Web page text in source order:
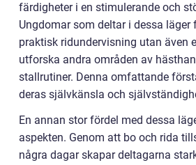
färdigheter i en stimulerande och
Ungdomar som deltar i dessa läger
praktisk ridundervisning utan även
utforska andra områden av
stallrutiner. Denna omfattande
deras självkänsla och
En annan stor fördel med dessa
aspekten. Genom att bo och rida
några dagar skapar deltagarna